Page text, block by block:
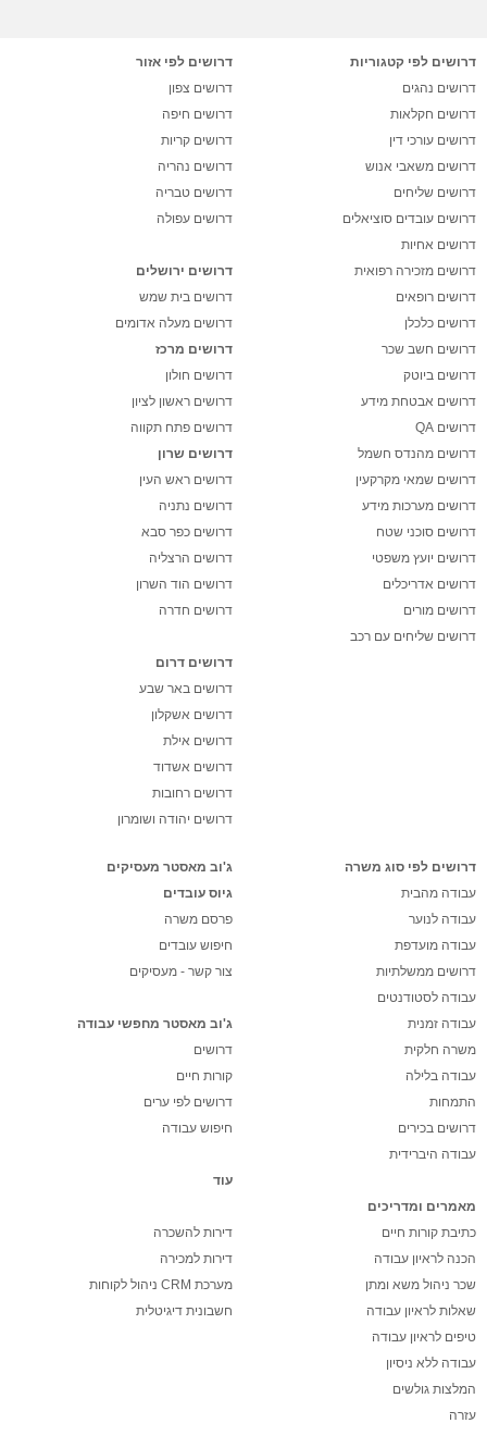
דרושים לפי קטגוריות
דרושים נהגים
דרושים חקלאות
דרושים עורכי דין
דרושים משאבי אנוש
דרושים שליחים
דרושים עובדים סוציאלים
דרושים אחיות
דרושים מזכירה רפואית
דרושים רופאים
דרושים כלכלן
דרושים חשב שכר
דרושים ביוטק
דרושים אבטחת מידע
דרושים QA
דרושים מהנדס חשמל
דרושים שמאי מקרקעין
דרושים מערכות מידע
דרושים סוכני שטח
דרושים יועץ משפטי
דרושים אדריכלים
דרושים מורים
דרושים שליחים עם רכב
דרושים לפי אזור
דרושים צפון
דרושים חיפה
דרושים קריות
דרושים נהריה
דרושים טבריה
דרושים עפולה
דרושים ירושלים
דרושים בית שמש
דרושים מעלה אדומים
דרושים מרכז
דרושים חולון
דרושים ראשון לציון
דרושים פתח תקווה
דרושים שרון
דרושים ראש העין
דרושים נתניה
דרושים כפר סבא
דרושים הרצליה
דרושים הוד השרון
דרושים חדרה
דרושים דרום
דרושים באר שבע
דרושים אשקלון
דרושים אילת
דרושים אשדוד
דרושים רחובות
דרושים יהודה ושומרון
דרושים לפי סוג משרה
עבודה מהבית
עבודה לנוער
עבודה מועדפת
דרושים ממשלתיות
עבודה לסטודנטים
עבודה זמנית
משרה חלקית
עבודה בלילה
התמחות
דרושים בכירים
עבודה היברידית
מאמרים ומדריכים
כתיבת קורות חיים
הכנה לראיון עבודה
שכר ניהול משא ומתן
שאלות לראיון עבודה
טיפים לראיון עבודה
עבודה ללא ניסיון
המלצות גולשים
עזרה
ג'וב מאסטר מעסיקים
גיוס עובדים
פרסם משרה
חיפוש עובדים
צור קשר - מעסיקים
ג'וב מאסטר מחפשי עבודה
דרושים
קורות חיים
דרושים לפי ערים
חיפוש עבודה
עוד
דירות להשכרה
דירות למכירה
מערכת CRM ניהול לקוחות
חשבונית דיגיטלית